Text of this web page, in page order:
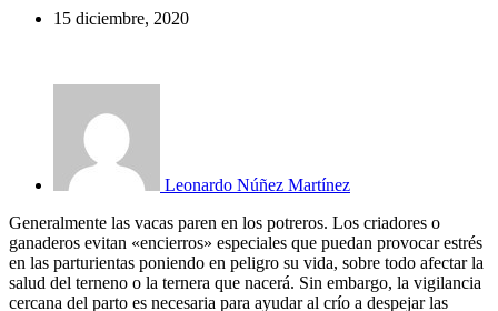
15 diciembre, 2020
Leonardo Núñez Martínez
Generalmente las vacas paren en los potreros. Los criadores o
ganaderos evitan «encierros» especiales que puedan provocar estrés
en las parturientas poniendo en peligro su vida, sobre todo afectar la
salud del terneno o la ternera que nacerá. Sin embargo, la vigilancia
cercana del parto es necesaria para ayudar al crío a despejar las